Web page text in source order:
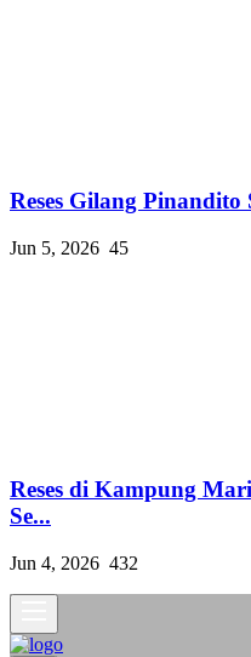
Reses Gilang
Jun 5, 2026 45
Reses di Kampung
Se...
Jun 4, 2026 432